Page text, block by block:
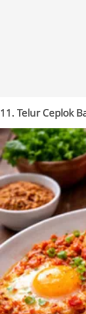
11. Telur Ceplok